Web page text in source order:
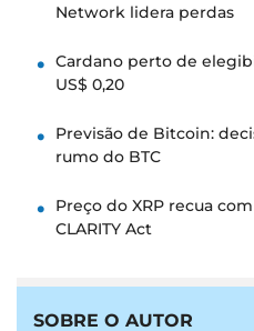
Network lidera perdas
Cardano perto de
US$ 0,20
Previsão de Bitcoin:
rumo do BTC
Preço do XRP recua
CLARITY Act
SOBRE O AUTOR